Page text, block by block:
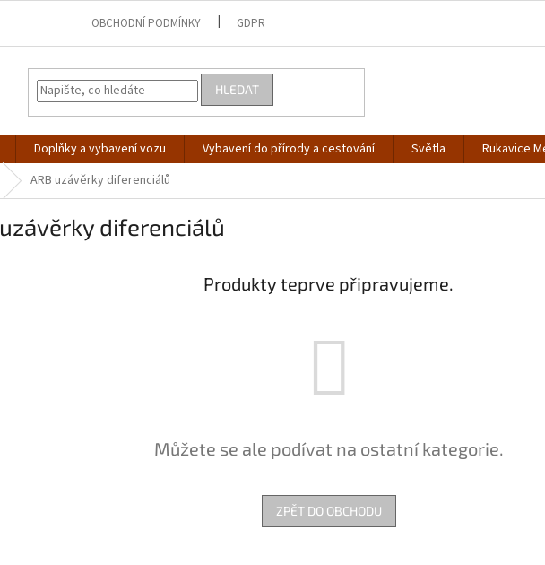
OBCHODNÍ PODMÍNKY GDPR
HLEDAT
Doplňky a vybavení vozu Vybavení do přírody a cestování Světla Rukavice
ARB uzávěrky diferenciálů
diferenciálů
Produkty teprve připravujeme.
Můžete se ale podívat na ostatní kategorie.
ZPĚT DO OBCHODU